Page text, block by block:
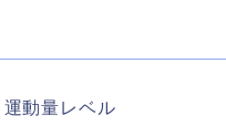
動量レベル